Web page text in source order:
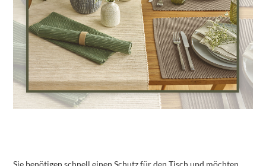
Sie benötigen schnell einen Schutz für den Tisch und möchten